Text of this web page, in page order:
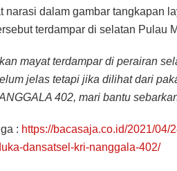
narasi dalam gambar tangkapan
terdampar di selatan Pulau
mayat terdampar di perairan
jelas tetapi jika dilihat dari
402, mari bantu
: https://bacasaja.co.id/2021/04/
dansatsel-kri-nanggala-402/